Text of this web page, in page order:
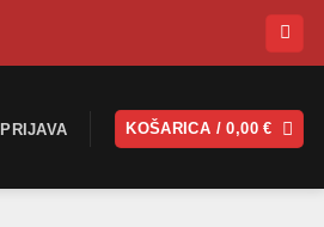
PRIJAVA KOŠARICA /0,00€